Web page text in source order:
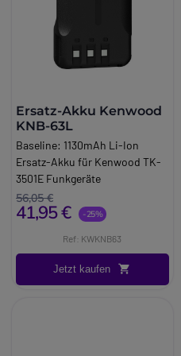
Ersatz-Akku Kenwood
KNB-63L
Baseline: 1130mAh Li-Ion
Ersatz-Akku für Kenwood TK-
3501E Funkgeräte
Brand:Kenwood
56,05 €
41,95 € -25%
Ref: KWKNB63
Jetzt kaufen